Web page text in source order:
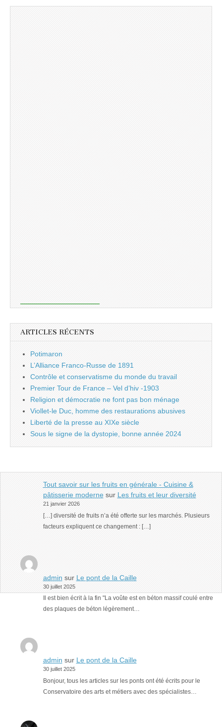
ARTICLES RÉCENTS
Potimaron
L’Alliance Franco-Russe de 1891
Contrôle et conservatisme du monde du travail
Premier Tour de France – Vel d’hiv -1903
Religion et démocratie ne font pas bon ménage
Viollet-le Duc, homme des restaurations abusives
Liberté de la presse au XIXe siècle
Sous le signe de la dystopie, bonne année 2024
Tout savoir sur les fruits en générale - Cuisine &
pâtisserie modernesur Les fruits et leur diversité
21 janvier 2026
[…] diversité de fruits n’a été offerte sur les marchés. Plusieurs
facteurs expliquent ce changement : […]
admin sur Le pont de la Caille
30 juillet 2025
Il est bien écrit à la fin "La voûte est en béton massif coulé entre
des plaques de béton légèrement…
admin sur Le pont de la Caille
30 juillet 2025
Bonjour, tous les articles sur les ponts ont été écrits pour le
Conservatoire des arts et métiers avec des spécialistes…